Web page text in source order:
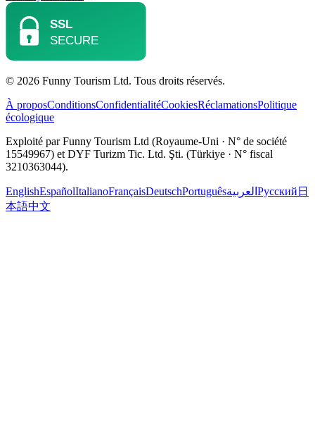
© 2026 Funny Tourism Ltd. Tous droits réservés.
À proposConditionsConfidentialitéCookiesRéclamationsPolitique
écologique
Exploité par Funny Tourism Ltd (Royaume-Uni · N° de société
15549967) et DYF Turizm Tic. Ltd. Şti. (Türkiye · N° fiscal
3210363044).
EnglishEspañolItalianoFrançaisDeutschPortuguêsالعربية Русский 日
本語中文